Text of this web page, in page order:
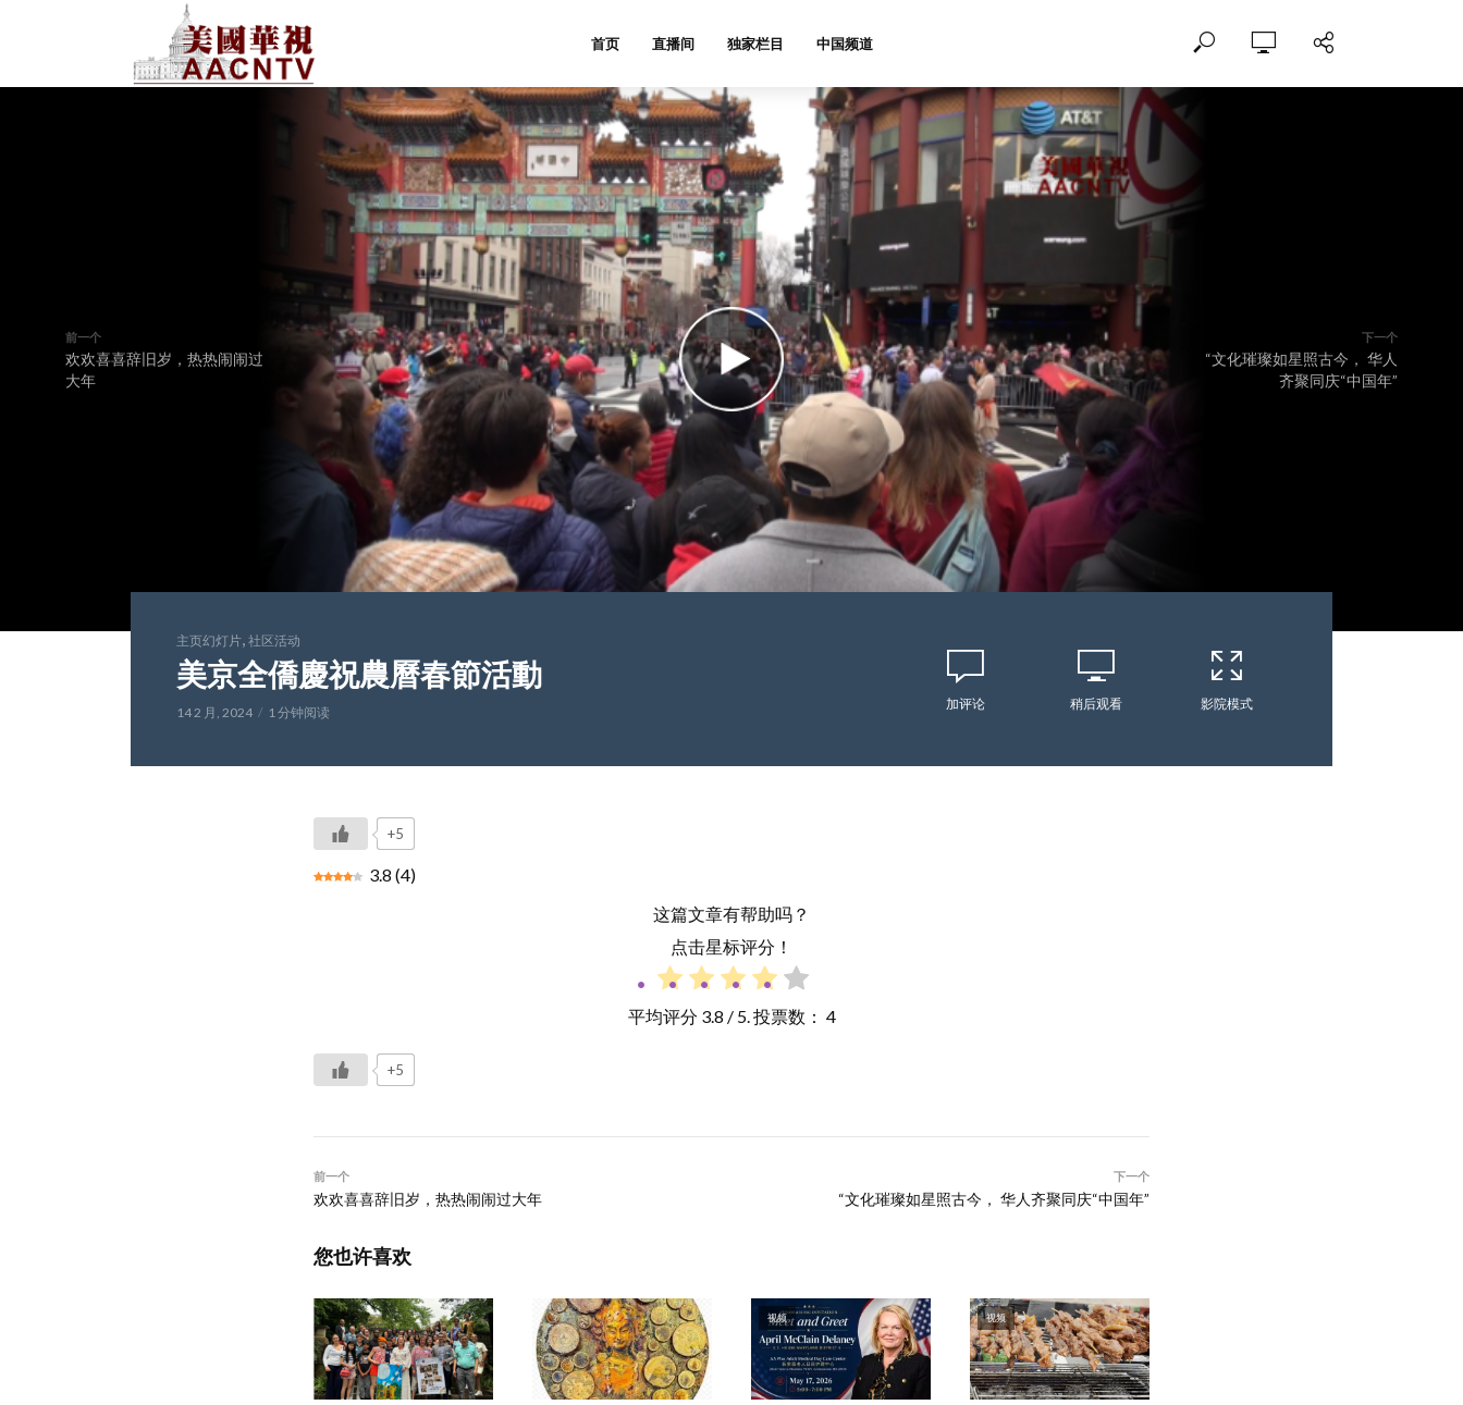
首页 直播间 独家栏目 中国频道
前一个
欢欢喜喜辞旧岁，热热闹闹过
大年
下一个
“文化璀璨如星照古今， 华人
齐聚同庆“中国年”
主页幻灯片, 社区活动
美京全僑慶祝農曆春節活動
14 2 月, 2024 1 分钟阅读
加评论 稍后观看 影院模式
+5
3.8 (4)
这篇文章有帮助吗？
点击星标评分！
平均评分 3.8 / 5. 投票数： 4
+5
前一个
欢欢喜喜辞旧岁，热热闹闹过大年
下一个
“文化璀璨如星照古今， 华人齐聚同庆“中国年”
您也许喜欢
视频 视频